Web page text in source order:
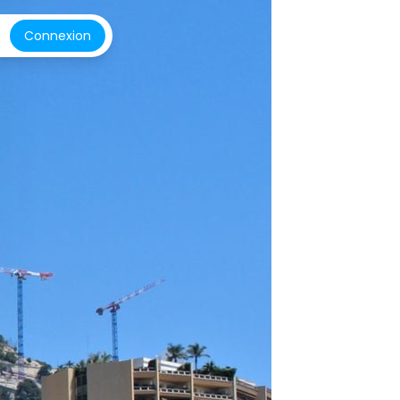
Connexion